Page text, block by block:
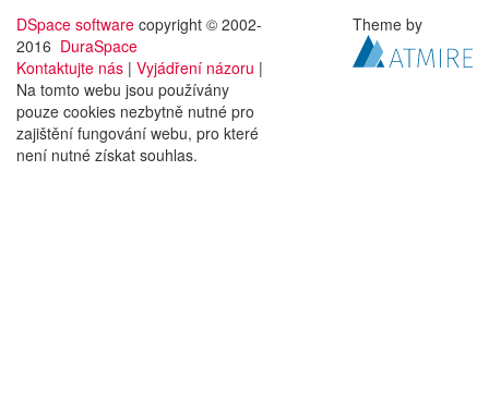
DSpace software copyright © 2002-
2016 DuraSpace
Kontaktujte nás | Vyjádření názoru |
Na tomto webu jsou používány
pouze cookies nezbytně nutné pro
zajištění fungování webu, pro které
není nutné získat souhlas.
Theme by